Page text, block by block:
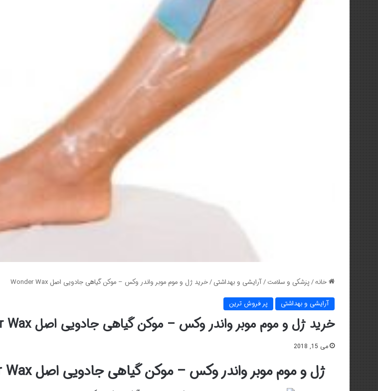
خانه/پزشکی و سلامت/آرایشی و بهداشتی/خرید ژل و موم موبر واندر وکس – موکن گیاهی جادویی اصل Wonder Wax
آرایشی و بهداشتی پر فروش ترین
خرید ژل و موم موبر واندر وکس – موکن گیاهی جادویی اصل Wonder Wax
می 15, 2018
ژل و موم موبر واندر وکس – موکن گیاهی جادویی اصل Wonder Wax